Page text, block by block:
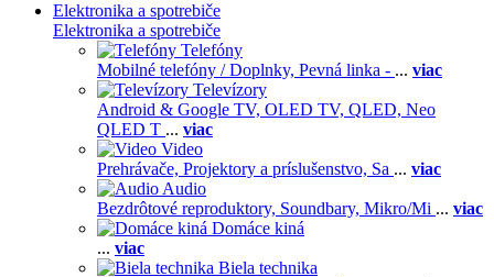
Elektronika a spotrebiče
Elektronika a spotrebiče
Telefóny
Mobilné telefóny / Doplnky, Pevná linka - ... viac
Televízory
Android & Google TV, OLED TV, QLED, Neo
QLED T ... viac
Video
Prehrávače, Projektory a príslušenstvo, Sa ... viac
Audio
Bezdrôtové reproduktory, Soundbary, Mikro/Mi ... viac
Domáce kiná
... viac
Biela technika